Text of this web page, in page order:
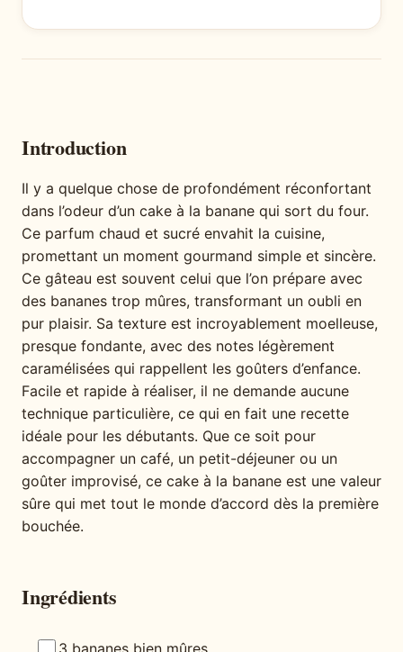
Introduction
Il y a quelque chose de profondément réconfortant
dans l’odeur d’un cake à la banane qui sort du four.
Ce parfum chaud et sucré envahit la cuisine,
promettant un moment gourmand simple et sincère.
Ce gâteau est souvent celui que l’on prépare avec
des bananes trop mûres, transformant un oubli en
pur plaisir. Sa texture est incroyablement moelleuse,
presque fondante, avec des notes légèrement
caramélisées qui rappellent les goûters d’enfance.
Facile et rapide à réaliser, il ne demande aucune
technique particulière, ce qui en fait une recette
idéale pour les débutants. Que ce soit pour
accompagner un café, un petit-déjeuner ou un
goûter improvisé, ce cake à la banane est une valeur
sûre qui met tout le monde d’accord dès la première
bouchée.
Ingrédients
3 bananes bien mûres